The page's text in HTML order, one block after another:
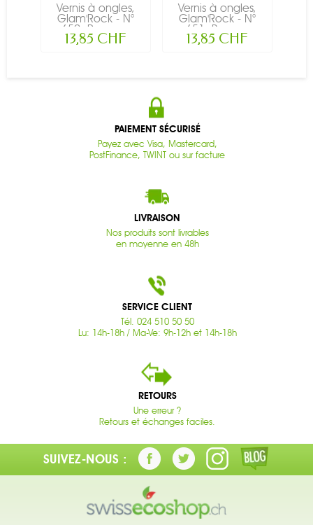
Vernis à ongles,
Glam'Rock - N°
650, Rouge...
13,85 CHF
Vernis à ongles,
Glam'Rock - N°
651, Prune...
13,85 CHF
PAIEMENT SÉCURISÉ
Payez avec Visa, Mastercard,
PostFinance, TWINT ou sur facture
LIVRAISON
Nos produits sont livrables
en moyenne en 48h
SERVICE CLIENT
Tél. 024 510 50 50
Lu: 14h-18h / Ma-Ve: 9h-12h et 14h-18h
RETOURS
Une erreur ?
Retours et échanges faciles.
SUIVEZ-NOUS :